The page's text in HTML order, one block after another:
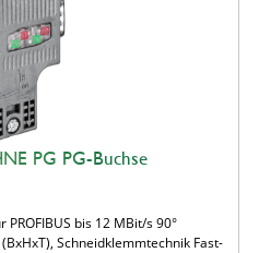
PG PG-Buchse
bis 12 MBit/s 90°
Schneidklemmtechnik Fast-